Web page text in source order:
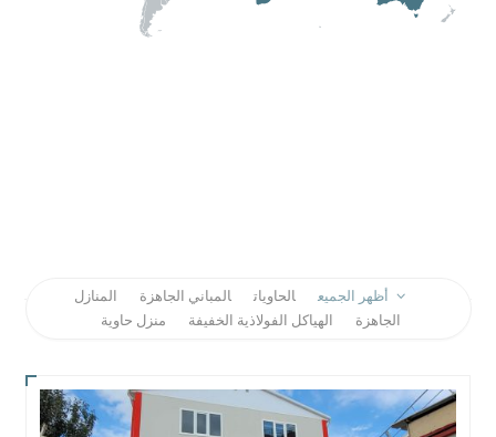
أظهر الجميع الحاويات المباني الجاهزة
المنازل
الجاهزة
الهياكل الفولاذية الخفيفة منزل حاوية